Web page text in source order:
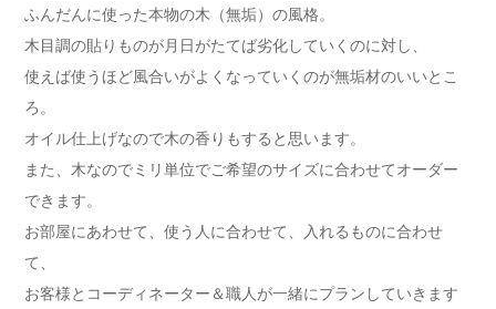
ふんだんに使った本物の木（無垢）の風格。
木目調の貼りものが月日がたてば劣化していくのに対し、
使えば使うほど風合いがよくなっていくのが無垢材のいいとこ
ろ。
オイル仕上げなので木の香りもすると思います。
また、木なのでミリ単位でご希望のサイズに合わせてオーダー
できます。
お部屋にあわせて、使う人に合わせて、入れるものに合わせ
て、
お客様とコーディネーター＆職人が一緒にプランしていきます